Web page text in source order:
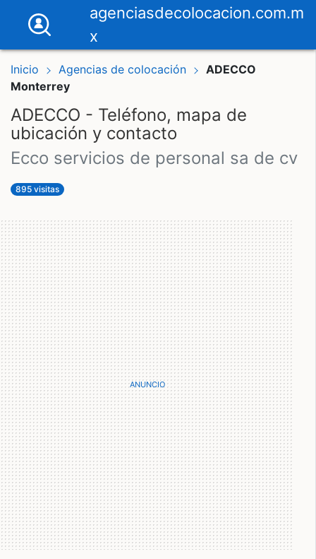
agenciasdecolocacion.com.m
x
Inicio Agencias de colocación
ADECCO
Monterrey
ADECCO - Teléfono, mapa de
ubicación y contacto
ecco servicios de personal sa de cv
895 visitas